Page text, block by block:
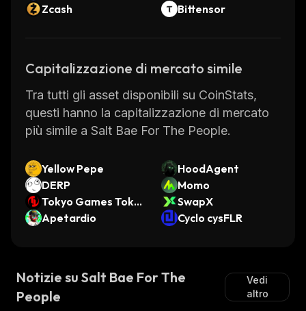
Zcash
Bittensor
Capitalizzazione di mercato simile
Tra tutti gli asset disponibili su CoinStats,
questi hanno la capitalizzazione di mercato
più simile a Salt Bae For The People.
Yellow Pepe
HoodAgent
DERP
Momo
Tokyo Games Toke
n
SwapX
Apetardio
Cyclo cysFLR
Notizie su Salt Bae For The
People
Vedi
altro